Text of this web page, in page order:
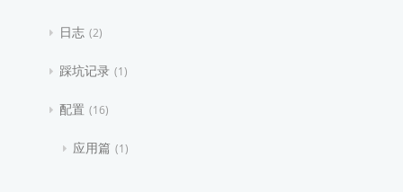
日志 2
踩坑记录 1
配置 16
应用篇 1